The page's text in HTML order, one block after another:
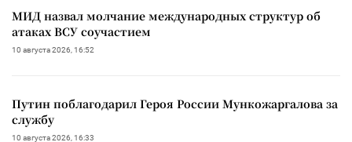
МИД назвал молчание международных структур об
атаках ВСУ соучастием
10 августа 2026, 16:52
Путин поблагодарил Героя России Мункожаргалова за
службу
10 августа 2026, 16:33